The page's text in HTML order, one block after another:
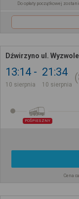
Do opłaty początkowej
Dźwirzyno ul.
13:14
10 sierpnia
21:34
10 sierpnia
POŚPIESZNY
Cena